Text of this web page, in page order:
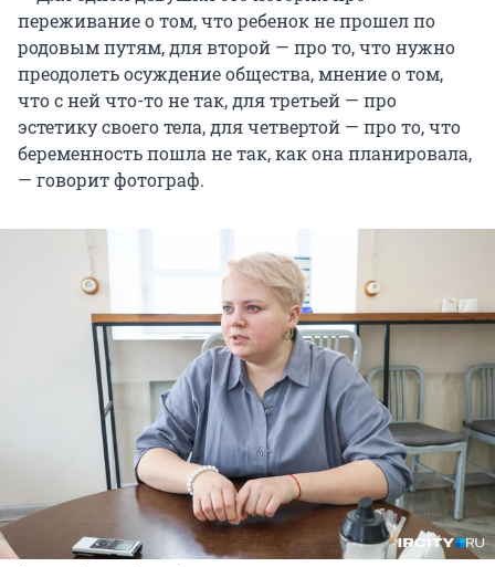
переживание о том, что ребенок не прошел по
родовым путям, для второй — про то, что нужно
преодолеть осуждение общества, мнение о том,
что с ней что-то не так, для третьей — про
эстетику своего тела, для четвертой — про то, что
беременность пошла не так, как она планировала,
— говорит фотограф.